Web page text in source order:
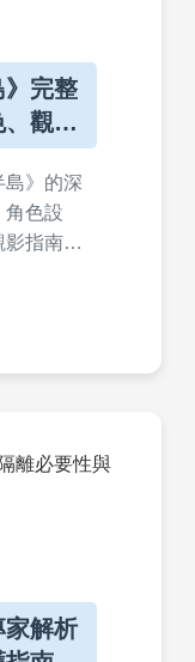
》完整
觀影
島》的深
角色設
指南和
迷深入
家解析